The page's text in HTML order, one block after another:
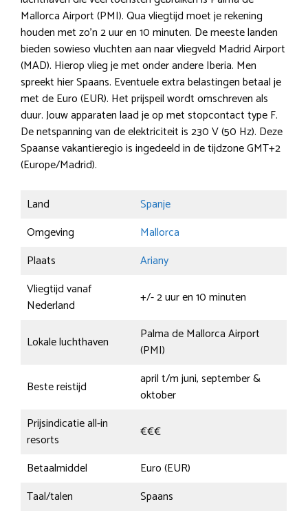
Mallorca Airport (PMI). Qua vliegtijd moet je rekening
houden met zo’n 2 uur en 10 minuten. De meeste landen
bieden sowieso vluchten aan naar vliegveld Madrid Airport
(MAD). Hierop vlieg je met onder andere Iberia. Men
spreekt hier Spaans. Eventuele extra belastingen betaal je
met de Euro (EUR). Het prijspeil wordt omschreven als
duur. Jouw apparaten laad je op met stopcontact type F.
De netspanning van de elektriciteit is 230 V (50 Hz). Deze
Spaanse vakantieregio is ingedeeld in de tijdzone GMT+2
(Europe/Madrid).
Land
Spanje
Omgeving
Mallorca
Plaats
Ariany
Vliegtijd vanaf
Nederland
+/- 2 uur en 10 minuten
Lokale luchthaven
Palma de Mallorca Airport
(PMI)
Beste reistijd
april t/m juni, september &
oktober
Prijsindicatie all-in
resorts
€€€
Betaalmiddel
Euro (EUR)
Taal/talen
Spaans